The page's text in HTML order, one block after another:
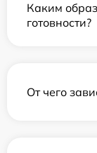
Каким
готовности?
От чего